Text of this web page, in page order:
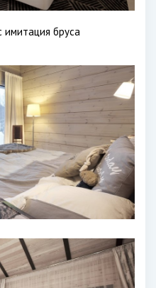
имитация бруса